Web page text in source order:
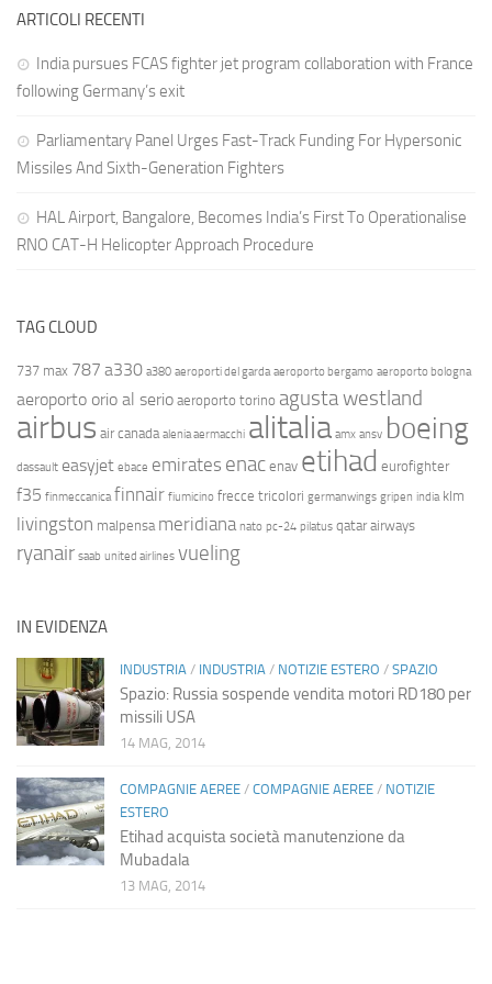
ARTICOLI RECENTI
India pursues FCAS fighter jet program collaboration with France
following Germany’s exit
Parliamentary Panel Urges Fast-Track Funding For Hypersonic
Missiles And Sixth-Generation Fighters
HAL Airport, Bangalore, Becomes India’s First To Operationalise
RNO CAT-H Helicopter Approach Procedure
TAG CLOUD
737 max 787 a330 a380 aeroporti del garda aeroporto bergamo aeroporto bologna
aeroporto orio al serio aeroporto torino agusta westland
airbus air canada alenia aermacchi alitalia amx ansv boeing
dassault easyjet ebace emirates enac enav etihad eurofighter
f35 finmeccanica finnair fiumicino frecce tricolori germanwings gripen india klm
livingston malpensa meridiana nato pc-24 pilatus qatar airways
ryanair saab united airlines vueling
IN EVIDENZA
INDUSTRIA / INDUSTRIA / NOTIZIE ESTERO / SPAZIO
Spazio: Russia sospende vendita motori RD180 per
missili USA
14 MAG, 2014
COMPAGNIE AEREE / COMPAGNIE AEREE / NOTIZIE
ESTERO
Etihad acquista società manutenzione da
Mubadala
13 MAG, 2014